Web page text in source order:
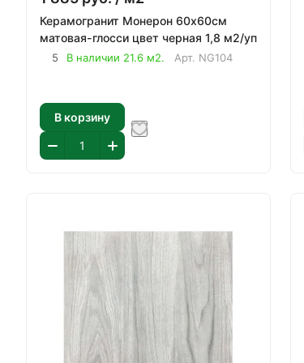
Керамогранит Монерон 60х60см
матовая-глосси цвет черная 1,8 м2/уп
5 В наличии 21.6 м2. Арт. NG104
В корзину